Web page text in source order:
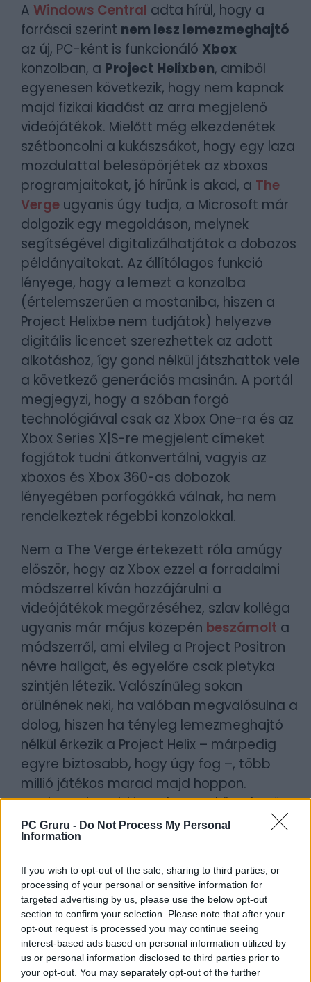
PC Gruru - Do Not Process My Personal
Information
If you wish to opt-out of the sale, sharing to third parties, or
processing of your personal or sensitive information for
targeted advertising by us, please use the below opt-out
section to confirm your selection. Please note that after your
opt-out request is processed you may continue seeing
interest-based ads based on personal information utilized by
us or personal information disclosed to third parties prior to
your opt-out. You may separately opt-out of the further
A Windows Central adta hírül, hogy a
forrásai szerint nem lesz lemezmeghajtó
az új, PC-ként is funkcionáló Xbox
konzolban, a Project Helixben, amiből
egyenesen következik, hogy nem kapnak
majd fizikai kiadást az arra megjelenő
videójátékok. Mielőtt még elkezdenétek
szétboncolni a kukászsákot, hogy egy laza
mozdulattal belesöpörjétek az xboxos
programjaitokat, jó hírünk is akad, a The
Verge ugyanis úgy tudja, a Microsoft már
dolgozik egy megoldáson, melynek
segítségével digitalizálhatjátok a dobozos
példányaitokat. Az állítólagos funkció
lényege, hogy a lemezt a konzolba
(értelemszerűen a mostaniba, hiszen a
Project Helixbe nem tudjátok) helyezve
digitális licencet szerezhettek az adott
alkotáshoz, így gond nélkül játszhattok vele
a következő generációs masinán. A portál
megjegyzi, hogy a szóban forgó
technológiával csak az Xbox One-ra és az
Xbox Series X|S-re megjelent címeket
fogjátok tudni átkonvertálni, vagyis az
xboxos és Xbox 360-as dobozok
lényegében porfogókká válnak, ha nem
rendelkeztek régebbi konzolokkal.
Nem a The Verge értekezett róla amúgy
először, hogy az Xbox ezzel a forradalmi
módszerrel kíván hozzájárulni a
videójátékok megőrzéséhez, szlav kolléga
ugyanis már május közepén beszámolt a
módszerről, ami elvileg a Project Positron
névre hallgat, és egyelőre csak pletyka
szintjén létezik. Valószínűleg sokan
örülnének neki, ha valóban megvalósulna a
dolog, hiszen ha tényleg lemezmeghajtó
nélkül érkezik a Project Helix – márpedig
egyre biztosabb, hogy úgy fog –, több
millió játékos marad majd hoppon.
Szerintetek probléma, hogy a következő
generáció fityiszt mutat a gyűjtőknek, vagy
a fejlődés következő lépcsőfokának
Borítókép forrása: SJBright/depositphotos
Szerző:LeEcoBo
Dátum:2026.07.02 09:35